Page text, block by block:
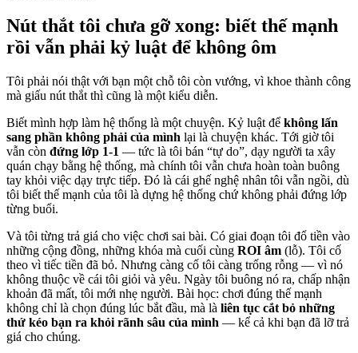
Nút thắt tôi chưa gỡ xong: biết thế mạnh
rồi vẫn phải kỷ luật để không ôm
Tôi phải nói thật với bạn một chỗ tôi còn vướng, vì khoe thành công
mà giấu nút thắt thì cũng là một kiểu diễn.
Biết mình hợp làm hệ thống là một chuyện. Kỷ luật để không lấn
sang phần không phải của mình lại là chuyện khác. Tới giờ tôi
vẫn còn đứng lớp 1-1 — tức là tôi bán “tự do”, dạy người ta xây
quán chạy bằng hệ thống, mà chính tôi vẫn chưa hoàn toàn buông
tay khỏi việc dạy trực tiếp. Đó là cái ghế nghệ nhân tôi vẫn ngồi, dù
tôi biết thế mạnh của tôi là dựng hệ thống chứ không phải đứng lớp
từng buổi.
Và tôi từng trả giá cho việc chơi sai bài. Có giai đoạn tôi đổ tiền vào
những cộng đồng, những khóa mà cuối cùng ROI âm (lỗ). Tôi cố
theo vì tiếc tiền đã bỏ. Nhưng càng cố tôi càng trống rỗng — vì nó
không thuộc về cái tôi giỏi và yêu. Ngày tôi buông nó ra, chấp nhận
khoản đã mất, tôi mới nhẹ người. Bài học: chơi đúng thế mạnh
không chỉ là chọn đúng lúc bắt đầu, mà là liên tục cắt bỏ những
thứ kéo bạn ra khỏi rãnh sâu của mình — kể cả khi bạn đã lỡ trả
giá cho chúng.